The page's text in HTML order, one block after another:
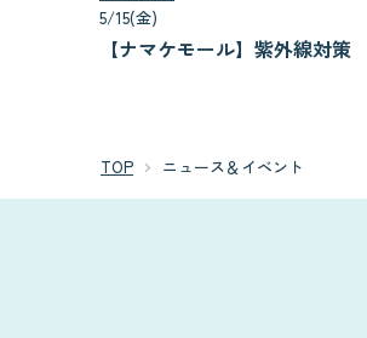
5/15(金)
【ナマケモール】紫外線対策
TOP ニュース＆イベント